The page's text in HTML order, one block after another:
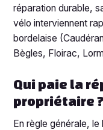
réparation durable,
vélo interviennent
bordelaise
Bègles, Floirac,
Qui paie la
propriétaire ?
En règle générale, le